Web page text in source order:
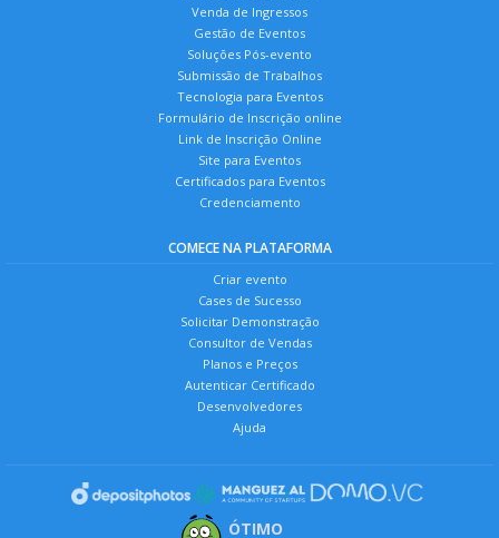
Venda de Ingressos
Gestão de Eventos
Soluções Pós-evento
Submissão de Trabalhos
Tecnologia para Eventos
Formulário de Inscrição online
Link de Inscrição Online
Site para Eventos
Certificados para Eventos
Credenciamento
COMECE NA PLATAFORMA
Criar evento
Cases de Sucesso
Solicitar Demonstração
Consultor de Vendas
Planos e Preços
Autenticar Certificado
Desenvolvedores
Ajuda
ÓTIMO